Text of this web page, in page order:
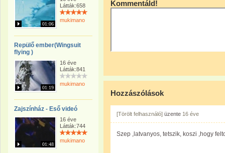
01:06
Látták:658
mukimano
Repülő ember(Wingsuit
flying )
01:19
16 éve
Látták:841
mukimano
Zajszínház - Eső videó
01:48
16 éve
Látták:744
mukimano
Kommentáld!
Hozzászólások
[Törölt felhasználó] üzente 16 éve
Szep ,latvanyos, tetszik, koszi ,hogy